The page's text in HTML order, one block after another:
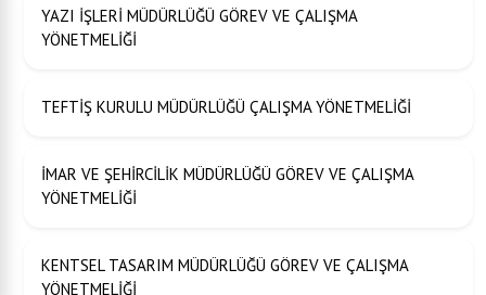
YAZI İŞLERİ MÜDÜRLÜĞÜ GÖREV VE ÇALIŞMA
YÖNETMELİĞİ
TEFTİŞ KURULU MÜDÜRLÜĞÜ ÇALIŞMA YÖNETMELİĞİ
İMAR VE ŞEHİRCİLİK MÜDÜRLÜĞÜ GÖREV VE ÇALIŞMA
YÖNETMELİĞİ
KENTSEL TASARIM MÜDÜRLÜĞÜ GÖREV VE ÇALIŞMA
YÖNETMELİĞİ